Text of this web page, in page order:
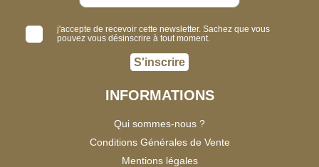
j'accepte de recevoir cette newsletter. Sachez que vous
pouvez vous désinscrire à tout moment.
S'inscrire
INFORMATIONS
Qui sommes-nous ?
Conditions Générales de Vente
Mentions légales